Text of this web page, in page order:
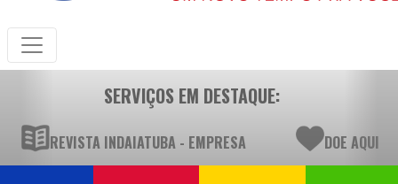
SERVIÇOS EM DESTAQUE:
REVISTA INDAIATUBA - EMPRESA DOE AQUI